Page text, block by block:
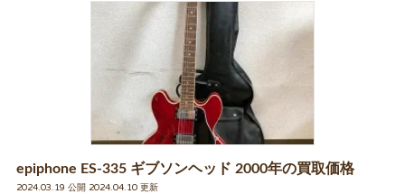
epiphone ES-335 ギブソンヘッド 2000年の買取価格
2024.03.19 公開 2024.04.10 更新